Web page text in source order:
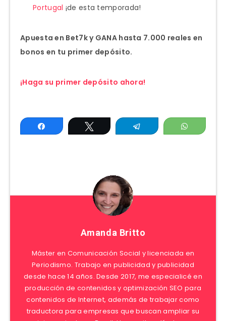
Portugal ¡de esta temporada!
Apuesta en Bet7k y GANA hasta 7.000 reales en
bonos en tu primer depósito.
¡Haga su primer depósito ahora!
Compartir Twittear Telegram
Amanda Britto
Máster en Comunicación Social y licenciada en
Periodismo. Trabajo en publicidad y publicidad
desde hace 14 años. Desde 2017, me especialicé en
producción de contenidos y optimización SEO para
contenidos de Internet, además de trabajar como
traductora para empresas que buscan ampliar su